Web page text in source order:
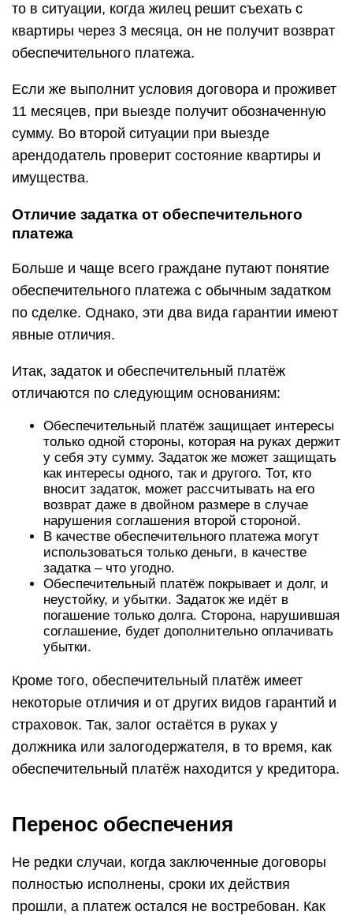
то в ситуации, когда жилец решит съехать с
квартиры через 3 месяца, он не получит возврат
обеспечительного платежа.
Если же выполнит условия договора и проживет
11 месяцев, при выезде получит обозначенную
сумму. Во второй ситуации при выезде
арендодатель проверит состояние квартиры и
имущества.
Отличие задатка от обеспечительного
платежа
Больше и чаще всего граждане путают понятие
обеспечительного платежа с обычным задатком
по сделке. Однако, эти два вида гарантии имеют
явные отличия.
Итак, задаток и обеспечительный платёж
отличаются по следующим основаниям:
Обеспечительный платёж защищает интересы
только одной стороны, которая на руках держит
у себя эту сумму. Задаток же может защищать
как интересы одного, так и другого. Тот, кто
вносит задаток, может рассчитывать на его
возврат даже в двойном размере в случае
нарушения соглашения второй стороной.
В качестве обеспечительного платежа могут
использоваться только деньги, в качестве
задатка – что угодно.
Обеспечительный платёж покрывает и долг, и
неустойку, и убытки. Задаток же идёт в
погашение только долга. Сторона, нарушившая
соглашение, будет дополнительно оплачивать
убытки.
Кроме того, обеспечительный платёж имеет
некоторые отличия и от других видов гарантий и
страховок. Так, залог остаётся в руках у
должника или залогодержателя, в то время, как
обеспечительный платёж находится у кредитора.
Перенос обеспечения
Не редки случаи, когда заключенные договоры
полностью исполнены, сроки их действия
прошли, а платеж остался не востребован. Как